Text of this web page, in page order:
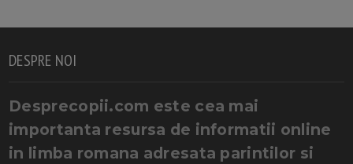
DESPRE NOI
Desprecopii.com este cea mai
importanta resursa de informatii online
in limba romana adresata parintilor si